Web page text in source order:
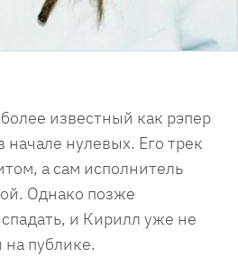
известный как рэпер
нулевых. Его трек
а сам исполнитель
Однако позже
и Кирилл уже не
на публике.